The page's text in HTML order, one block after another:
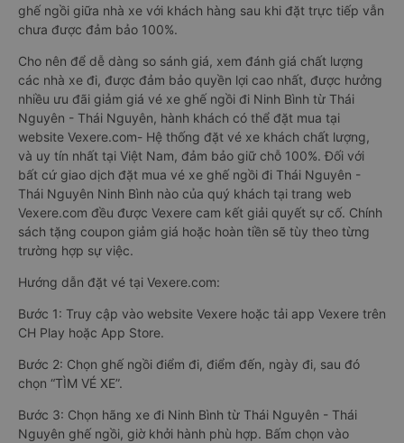
ghế ngồi giữa nhà xe với khách hàng sau khi đặt trực tiếp vẫn
chưa được đảm bảo 100%.
Cho nên để dễ dàng so sánh giá, xem đánh giá chất lượng
các nhà xe đi, được đảm bảo quyền lợi cao nhất, được hưởng
nhiều ưu đãi giảm giá vé xe ghế ngồi đi Ninh Bình từ Thái
Nguyên - Thái Nguyên, hành khách có thể đặt mua tại
website Vexere.com- Hệ thống đặt vé xe khách chất lượng,
và uy tín nhất tại Việt Nam, đảm bảo giữ chỗ 100%. Đối với
bất cứ giao dịch đặt mua vé xe ghế ngồi đi Thái Nguyên -
Thái Nguyên Ninh Bình nào của quý khách tại trang web
Vexere.com đều được Vexere cam kết giải quyết sự cố. Chính
sách tặng coupon giảm giá hoặc hoàn tiền sẽ tùy theo từng
trường hợp sự việc.
Hướng dẫn đặt vé tại Vexere.com:
Bước 1: Truy cập vào website Vexere hoặc tải app Vexere trên
CH Play hoặc App Store.
Bước 2: Chọn ghế ngồi điểm đi, điểm đến, ngày đi, sau đó
chọn “TÌM VÉ XE”.
Bước 3: Chọn hãng xe đi Ninh Bình từ Thái Nguyên - Thái
Nguyên ghế ngồi, giờ khởi hành phù hợp. Bấm chọn vào